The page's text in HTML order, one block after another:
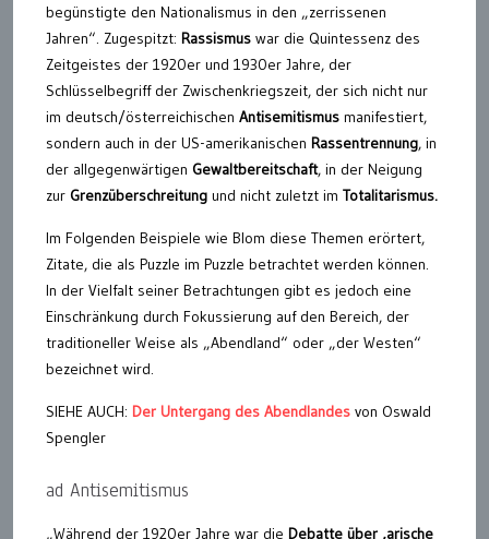
begünstigte den Nationalismus in den „zerrissenen
Jahren“. Zugespitzt: Rassismus war die Quintessenz des
Zeitgeistes der 1920er und 1930er Jahre, der
Schlüsselbegriff der Zwischenkriegszeit, der sich nicht nur
im deutsch/österreichischen Antisemitismus manifestiert,
sondern auch in der US-amerikanischen Rassentrennung, in
der allgegenwärtigen Gewaltbereitschaft, in der Neigung
zur Grenzüberschreitung und nicht zuletzt im Totalitarismus.
Im Folgenden Beispiele wie Blom diese Themen erörtert,
Zitate, die als Puzzle im Puzzle betrachtet werden können.
In der Vielfalt seiner Betrachtungen gibt es jedoch eine
Einschränkung durch Fokussierung auf den Bereich, der
traditioneller Weise als „Abendland“ oder „der Westen“
bezeichnet wird.
SIEHE AUCH: Der Untergang des Abendlandes von Oswald
Spengler
ad Antisemitismus
„Während der 1920er Jahre war die Debatte über ‚arische